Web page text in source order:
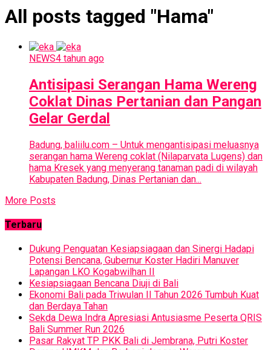
All posts tagged "Hama"
NEWS4 tahun ago
Antisipasi Serangan Hama Wereng
Coklat Dinas Pertanian dan Pangan
Gelar Gerdal
Badung, baliilu.com – Untuk mengantisipasi meluasnya
serangan hama Wereng coklat (Nilaparvata Lugens) dan
hama Kresek yang menyerang tanaman padi di wilayah
Kabupaten Badung, Dinas Pertanian dan...
More Posts
Terbaru
Dukung Penguatan Kesiapsiagaan dan Sinergi Hadapi
Potensi Bencana, Gubernur Koster Hadiri Manuver
Lapangan LKO Kogabwilhan II
Kesiapsiagaan Bencana Diuji di Bali
Ekonomi Bali pada Triwulan II Tahun 2026 Tumbuh Kuat
dan Berdaya Tahan
Sekda Dewa Indra Apresiasi Antusiasme Peserta QRIS
Bali Summer Run 2026
Pasar Rakyat TP PKK Bali di Jembrana, Putri Koster